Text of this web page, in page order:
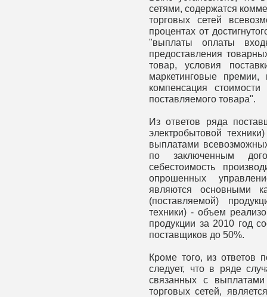
сетями, содержатся
торговых сетей
процентах от
"выплаты оплаты
предоставления
товар, условия
маркетинговые
компенсация
поставляемого товара".
Из ответов ряда
электробытовой
выплатами
по заключенным
себестоимость
опрошенных
являются основными
(поставляемой)
техники) - объем
продукции за 2010 год
поставщиков до 50%.
Кроме того, из ответов
следует, что в ряде
связанных с
торговых сетей,